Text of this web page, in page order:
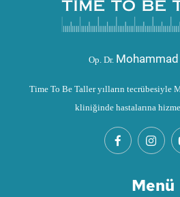
Op. Dr.
Time To Be Taller yılların tecrübesiyle
kliniğinde hastalarına
Menü